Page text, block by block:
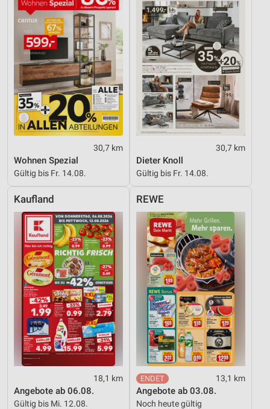
30,7 km
Wohnen Spezial
Gültig bis Fr. 14.08.
30,7 km
Dieter Knoll
Gültig bis Fr. 14.08.
Kaufland
18,1 km
Angebote ab 06.08.
Gültig bis Mi. 12.08.
REWE
13,1 km
Angebote ab 03.08.
Noch heute gültig